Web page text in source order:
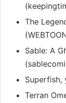
The
Sable: A
Superfish,
Terran